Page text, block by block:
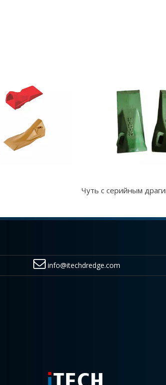
Чуть с серийным
info@itechdredge.com